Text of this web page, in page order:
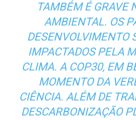
TAMBÉM É GRAVE
AMBIENTAL. OS
DESENVOLVIMENTO
IMPACTADOS PELA
CLIMA. A COP30, EM
MOMENTO DA
CIÊNCIA. ALÉM DE
DESCARBONIZAÇÃO